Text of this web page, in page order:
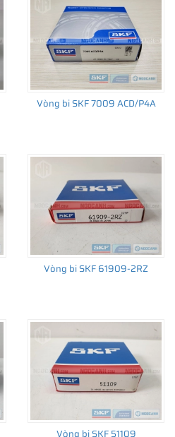
Vòng bi SKF 7009 ACD/P4A
Vòng bi SKF 61909-2RZ
Vòng bi SKF 51109